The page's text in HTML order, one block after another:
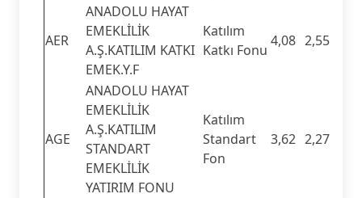
AER
ANADOLU HAYAT
EMEKLİLİK
A.Ş.KATILIM KATKI
EMEK.Y.F
Katılım
Katkı Fonu
4,08 2,55
AGE
ANADOLU HAYAT
EMEKLİLİK
A.Ş.KATILIM
STANDART
EMEKLİLİK
YATIRIM FONU
Katılım
Standart
Fon
3,62 2,27